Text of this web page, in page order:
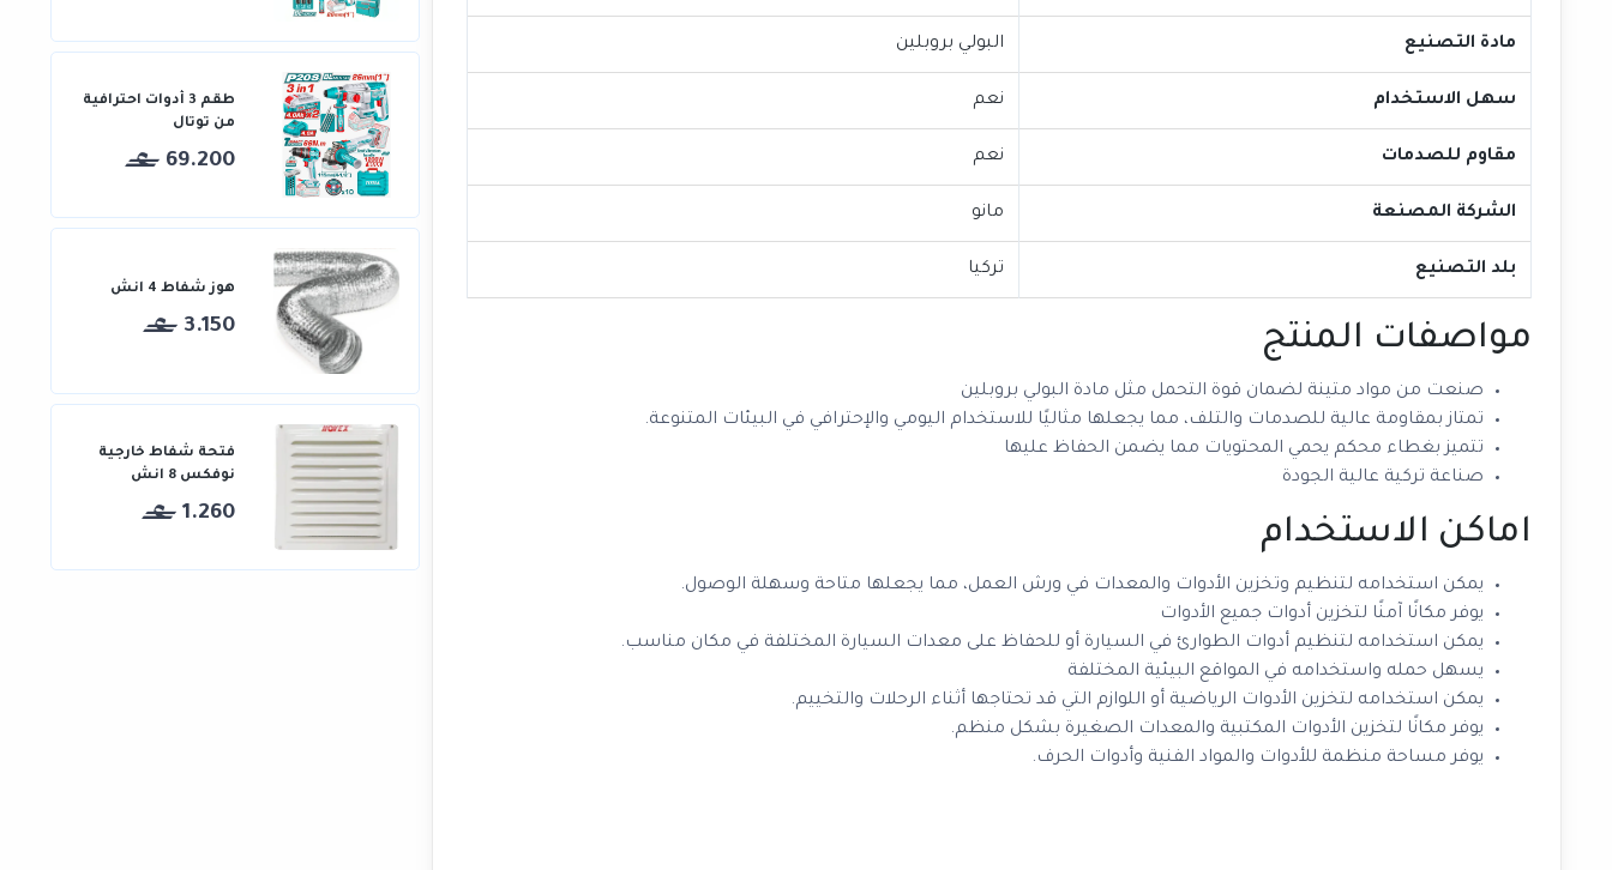
مادة التصنيع البولي بروبلين
سهل الاستخدام نعم
مقاوم للصدمات نعم
الشركة المصنعة مانو
بلد التصنيع تركيا
مواصفات المنتج
صنعت من مواد متينة لضمان قوة التحمل مثل مادة البولي بروبلين
تمتاز بمقاومة عالية للصدمات والتلف، مما يجعلها مثاليًا للاستخدام اليومي والإحترافي في البيئات المتنوعة.
تتميز بغطاء محكم يحمي المحتويات مما يضمن الحفاظ عليها
صناعة تركية عالية الجودة
اماكن الاستخدام
يمكن استخدامه لتنظيم وتخزين الأدوات والمعدات في ورش العمل، مما يجعلها متاحة وسهلة الوصول.
يوفر مكانًا آمنًا لتخزين أدوات جميع الأدوات
يمكن استخدامه لتنظيم أدوات الطوارئ في السيارة أو للحفاظ على معدات السيارة المختلفة في مكان مناسب.
يسهل حمله واستخدامه في المواقع البيئية المختلفة
يمكن استخدامه لتخزين الأدوات الرياضية أو اللوازم التي قد تحتاجها أثناء الرحلات والتخييم.
يوفر مكانًا لتخزين الأدوات المكتبية والمعدات الصغيرة بشكل منظم.
يوفر مساحة منظمة للأدوات والمواد الفنية وأدوات الحرف.
طقم 3 أدوات احترافية
من توتال
69.200
هوز شفاط 4 انش
3.150
فتحة شفاط خارجية
نوفكس 8 انش
1.260